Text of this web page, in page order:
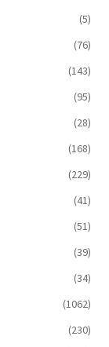
(5)
(76)
(143)
(95)
(28)
(168)
(229)
(41)
(51)
(39)
(34)
(1062)
(230)